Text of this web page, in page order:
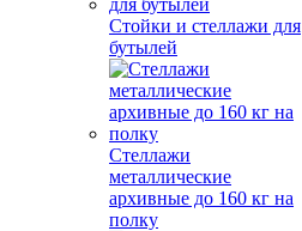
Стойки и стеллажи для
бутылей
Стеллажи
металлические
архивные до 160 кг на
полку